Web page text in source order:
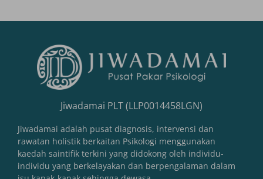
Jiwadamai PLT (LLP0014458LGN)
Jiwadamai adalah pusat diagnosis, intervensi dan
rawatan holistik berkaitan Psikologi menggunakan
kaedah saintifik terkini yang didokong oleh individu-
individu yang berkelayakan dan berpengalaman dalam